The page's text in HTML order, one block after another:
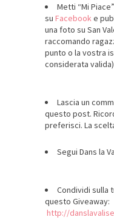
Metti “Mi
su Facebooke
una foto su San
raccomando
punto o la vostra
considerata valida)
Lascia un
questo post.
preferisci. La
Segui Dans la
Condividi sulla
questo Giveaway:
http://